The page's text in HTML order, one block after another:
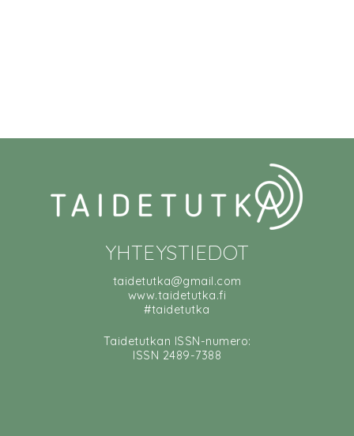
YHTEYSTIEDOT
taidetutka@gmail.com
www.taidetutka.fi
#taidetutka
Taidetutkan ISSN-numero:
ISSN 2489-7388